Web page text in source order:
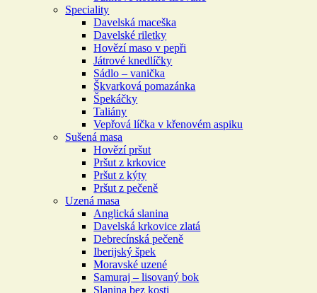
Speciality
Davelská maceška
Davelské riletky
Hovězí maso v pepři
Játrové knedlíčky
Sádlo – vanička
Škvarková pomazánka
Špekáčky
Taliány
Vepřová líčka v křenovém aspiku
Sušená masa
Hovězí pršut
Pršut z krkovice
Pršut z kýty
Pršut z pečeně
Uzená masa
Anglická slanina
Davelská krkovice zlatá
Debrecínská pečeně
Iberijský špek
Moravské uzené
Samuraj – lisovaný bok
Slanina bez kosti